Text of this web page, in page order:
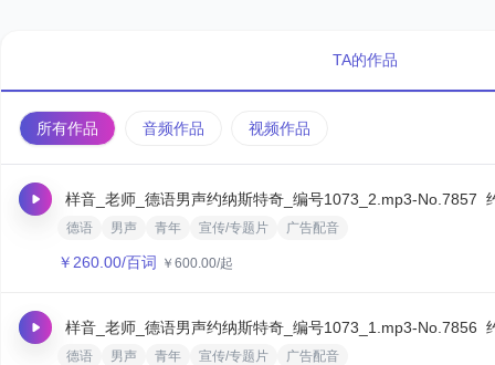
TA的作品
所有作品 音频作品 视频作品
样音_老师_德语男声约纳斯特奇_编号1073_2.mp3-No.7857
德语 男声 青年 宣传/专题片 广告配音
￥ 260.00/百词 ￥ 600.00/起
样音_老师_德语男声约纳斯特奇_编号1073_1.mp3-No.7856
德语 男声 青年 宣传/专题片 广告配音